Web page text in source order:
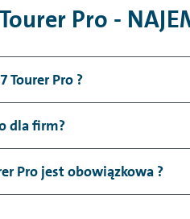
Pro -
Tourer Pro ?
dla firm?
Pro jest obowiązkowa ?